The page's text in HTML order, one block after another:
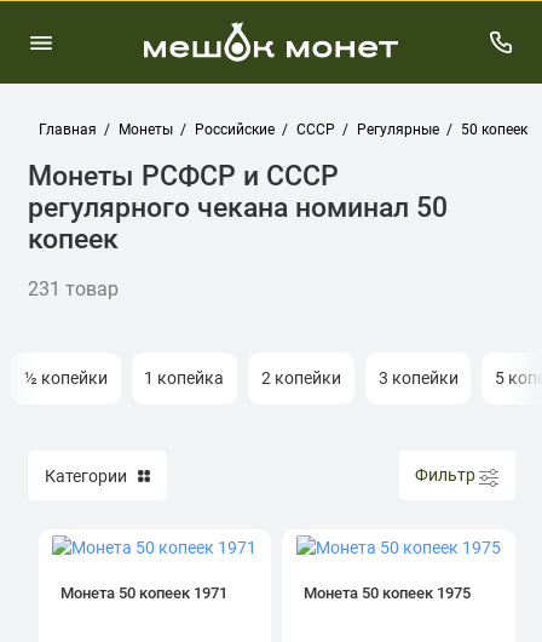
Главная Монеты Российские СССР Регулярные 50 копеек
Монеты РСФСР и СССР
регулярного чекана номинал 50
копеек
231 товар
½ копейки 1 копейка 2 копейки 3 копейки 5
Категории Фильтр
Монета 50 копеек 1971 Монета 50 копеек 1975